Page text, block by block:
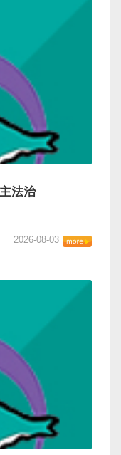
法治
2026-08-03